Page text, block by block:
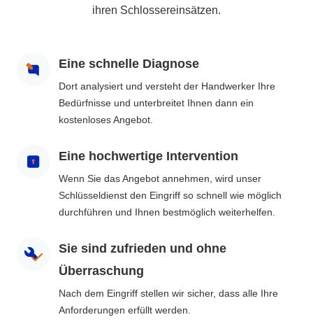
ihren Schlossereinsätzen.
Eine schnelle Diagnose
Dort analysiert und versteht der Handwerker Ihre
Bedürfnisse und unterbreitet Ihnen dann ein
kostenloses Angebot.
Eine hochwertige Intervention
Wenn Sie das Angebot annehmen, wird unser
Schlüsseldienst den Eingriff so schnell wie möglich
durchführen und Ihnen bestmöglich weiterhelfen.
Sie sind zufrieden und ohne
Überraschung
Nach dem Eingriff stellen wir sicher, dass alle Ihre
Anforderungen erfüllt werden.